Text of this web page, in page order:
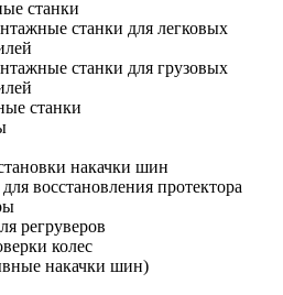
станки
станки для легковых
станки для грузовых
станки
накачки шин
восстановления протектора
регруверов
колес
накачки шин)